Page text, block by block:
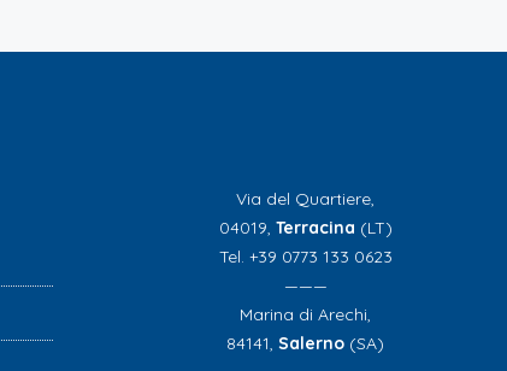
Via del Quartiere,
04019, Terracina (LT)
Tel. +39 0773 133 0623
———
Marina di Arechi,
84141,Salerno (SA)